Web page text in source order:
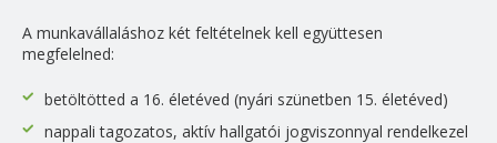
A munkavállaláshoz két feltételnek kell együttesen
megfelelned:
betöltötted a 16. életéved (nyári szünetben 15. életéved)
nappali tagozatos, aktív hallgatói jogviszonnyal rendelkezel